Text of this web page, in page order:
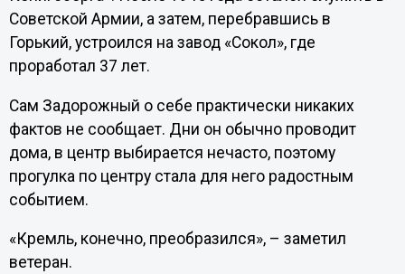
Советской Армии, а затем, перебравшись в
Горький, устроился на завод «Сокол», где
проработал 37 лет.
Сам Задорожный о себе практически никаких
фактов не сообщает. Дни он обычно проводит
дома, в центр выбирается нечасто, поэтому
прогулка по центру стала для него радостным
событием.
«Кремль, конечно, преобразился», – заметил
ветеран.